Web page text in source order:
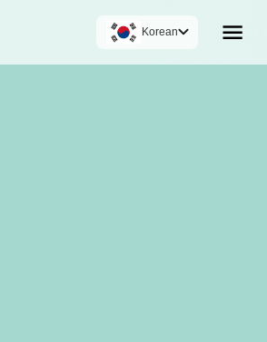
Korean